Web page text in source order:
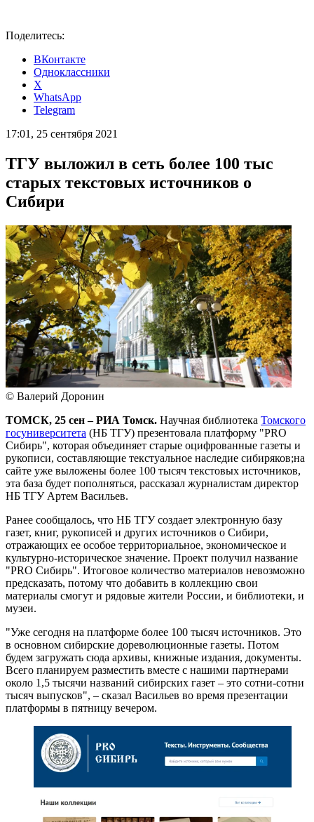
Поделитесь:
ВКонтакте
Одноклассники
X
WhatsApp
Telegram
17:01, 25 сентября 2021
ТГУ выложил в сеть более 100 тыс
старых текстовых источников о
Сибири
© Валерий Доронин
ТОМСК, 25 сен – РИА Томск. Научная библиотека Томского
госуниверситета (НБ ТГУ) презентовала платформу "PRO
Сибирь", которая объединяет старые оцифрованные газеты и
рукописи, составляющие текстуальное наследие сибиряков;на
сайте уже выложены более 100 тысяч текстовых источников,
эта база будет пополняться, рассказал журналистам директор
НБ ТГУ Артем Васильев.
Ранее сообщалось, что НБ ТГУ создает электронную базу
газет, книг, рукописей и других источников о Сибири,
отражающих ее особое территориальное, экономическое и
культурно-историческое значение. Проект получил название
"PRO Сибирь". Итоговое количество материалов невозможно
предсказать, потому что добавить в коллекцию свои
материалы смогут и рядовые жители России, и библиотеки, и
музеи.
"Уже сегодня на платформе более 100 тысяч источников. Это
в основном сибирские дореволюционные газеты. Потом
будем загружать сюда архивы, книжные издания, документы.
Всего планируем разместить вместе с нашими партнерами
около 1,5 тысячи названий сибирских газет – это сотни-сотни
тысяч выпусков", – сказал Васильев во время презентации
платформы в пятницу вечером.